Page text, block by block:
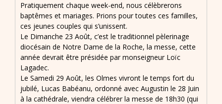
Pratiquement chaque week-end, nous célèbrerons
baptêmes et mariages. Prions pour toutes ces familles,
ces jeunes couples qui s’unissent.
Le Dimanche 23 Août, c’est le traditionnel pèlerinage
diocésain de Notre Dame de la Roche, la messe, cette
année devrait être présidée par monseigneur Loïc
Lagadec.
Le Samedi 29 Août, les Olmes vivront le temps fort du
jubilé, Lucas Babéanu, ordonné avec Augustin le 28 Juin
à la cathédrale, viendra célébrer la messe de 18h30 (qui